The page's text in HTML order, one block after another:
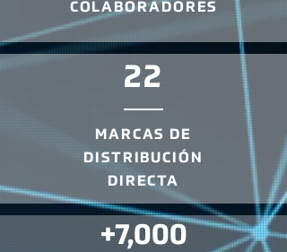
COLABORADORES
22
MARCAS DE
DISTRIBUCIÓN
DIRECTA
+7,000